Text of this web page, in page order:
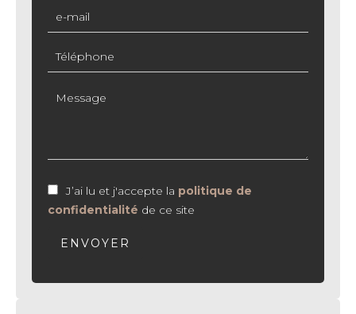
J’ai lu et j'accepte la politique de
confidentialité de ce site
ENVOYER